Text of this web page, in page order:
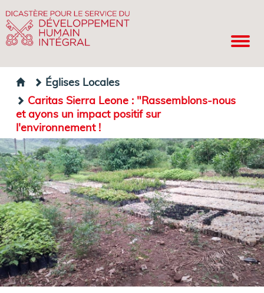
Églises Locales
Caritas Sierra Leone : "Rassemblons-nous
et ayons un impact positif sur
l'environnement !